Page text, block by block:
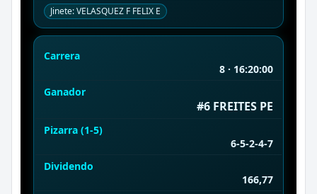
Jinete: VELASQUEZ F FELIX E
Carrera
8 · 16:20:00
Ganador
#6 FREITES PE
Pizarra (1-5)
6-5-2-4-7
Dividendo
166,77